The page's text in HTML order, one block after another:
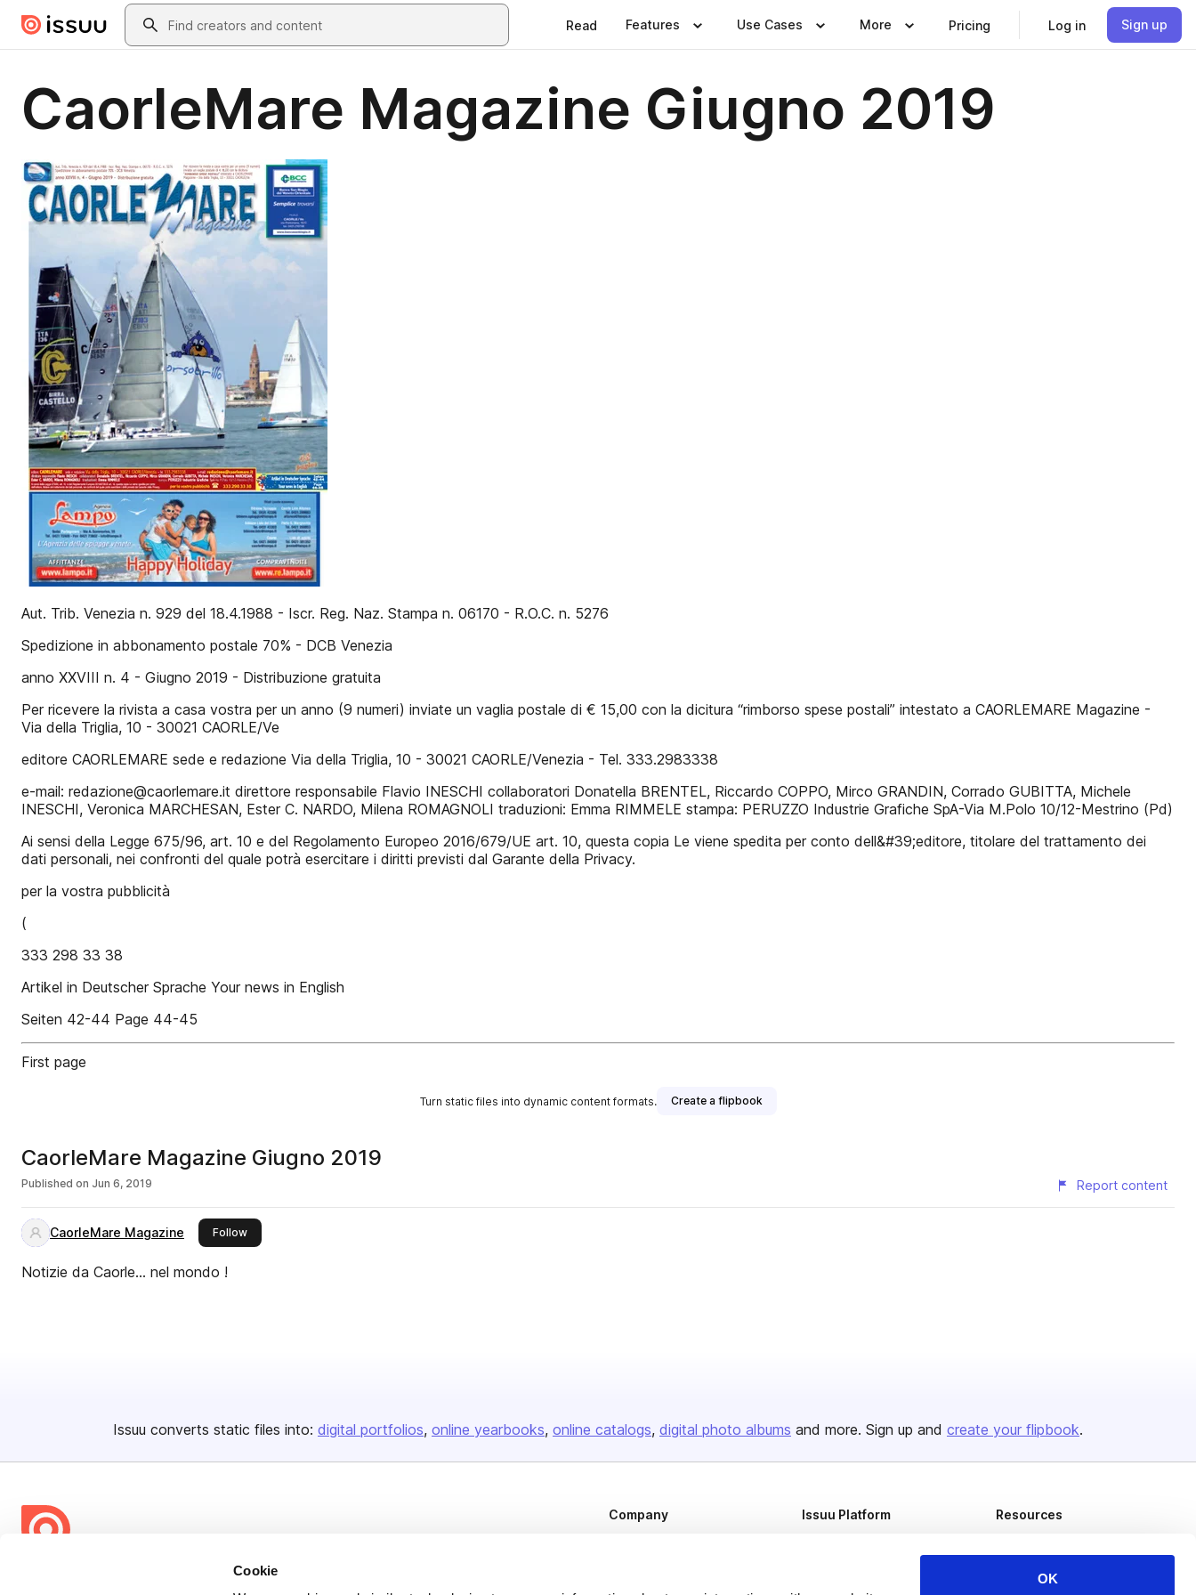
Cookie
OK
Skip to main contentSearch
Read Features Use Cases More Pricing Log in Sign up
CaorleMare Magazine Giugno 2019
Aut. Trib. Venezia n. 929 del 18.4.1988 - Iscr. Reg. Naz. Stampa n. 06170 - R.O.C. n. 5276
Spedizione in abbonamento postale 70% - DCB Venezia
anno XXVIII n. 4 - Giugno 2019 - Distribuzione gratuita
Per ricevere la rivista a casa vostra per un anno (9 numeri) inviate un vaglia postale di € 15,00 con la dicitura “rimborso spese postali” intestato a CAORLEMARE Magazine -
Via della Triglia, 10 - 30021 CAORLE/Ve
editore CAORLEMARE sede e redazione Via della Triglia, 10 - 30021 CAORLE/Venezia - Tel. 333.2983338
e-mail: redazione@caorlemare.it direttore responsabile Flavio INESCHI collaboratori Donatella BRENTEL, Riccardo COPPO, Mirco GRANDIN, Corrado GUBITTA, Michele
INESCHI, Veronica MARCHESAN, Ester C. NARDO, Milena ROMAGNOLI traduzioni: Emma RIMMELE stampa: PERUZZO Industrie Grafiche SpA-Via M.Polo 10/12-Mestrino (Pd)
Ai sensi della Legge 675/96, art. 10 e del Regolamento Europeo 2016/679/UE art. 10, questa copia Le viene spedita per conto dell&#39;editore, titolare del trattamento dei
dati personali, nei confronti del quale potrà esercitare i diritti previsti dal Garante della Privacy.
per la vostra pubblicità
(
333 298 33 38
Artikel in Deutscher Sprache Your news in English
Seiten 42-44 Page 44-45
First page
Turn static files into dynamic content formats. Create a flipbook
CaorleMare Magazine Giugno 2019
Published on Jun 6, 2019 Report content
CaorleMare Magazine Followthis publisher
Notizie da Caorle... nel mondo !
Issuu converts static files into: digital portfolios online yearbooks online catalogs digital photo albums and more. Sign up and create your flipbook.
Company Issuu Platform Resources
Publisher Directory